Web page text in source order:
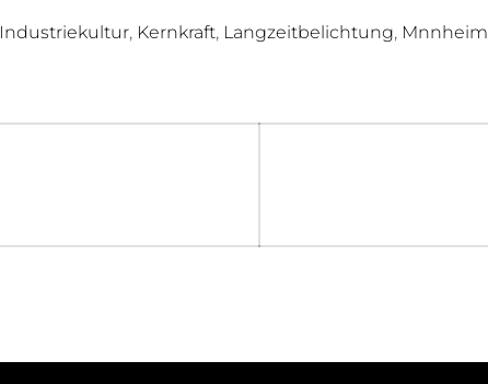
Industriekultur, Kernkraft, Langzeitbelichtung, Mnnheim